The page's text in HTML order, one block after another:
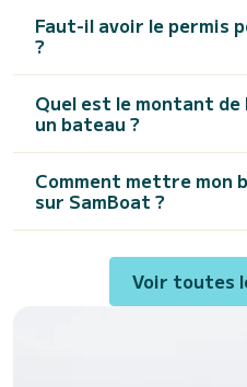
Faut-il avoir le permis
?
Quel est le montant
un bateau ?
Comment mettre mon
sur SamBoat ?
Voir toutes